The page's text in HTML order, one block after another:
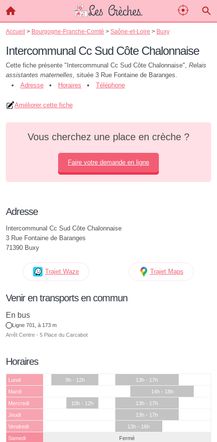
Accueil > Bourgogne-Franche-Comté > Saône-et-Loire > Buxy
Intercommunal Cc Sud Côte Chalonnaise
Cette fiche présente "Intercommunal Cc Sud Côte Chalonnaise", Relais
assistantes maternelles, située 3 Rue Fontaine de Baranges.
Adresse
Horaires Téléphone
Améliorer cette fiche
Vous cherchez une place en crèche ?
Faire votre demande en ligne
Adresse
Intercommunal Cc Sud Côte Chalonnaise
3 Rue Fontaine de Baranges
71390 Buxy
Trajet Waze Trajet Maps
Venir en transports en commun
En bus
Ligne 701, à 173 m
Arrêt Centre - 5 Place du Carcabot
Horaires
Lundi 9h - 12h
13h - 17h
Mardi
14h - 18h
Mercredi
10h - 12h
13h - 17h
Jeudi
13h - 17h
Vendredi
13h - 16h
Samedi
Fermé